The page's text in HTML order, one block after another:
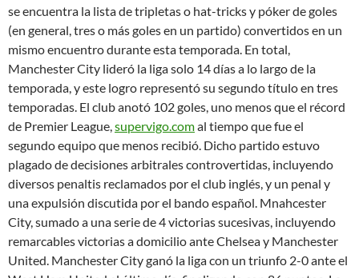
se encuentra la lista de tripletas o hat-tricks y póker de goles
(en general, tres o más goles en un partido) convertidos en un
mismo encuentro durante esta temporada. En total,
Manchester City lideró la liga solo 14 días a lo largo de la
temporada, y este logro representó su segundo título en tres
temporadas. El club anotó 102 goles, uno menos que el récord
de Premier League,supervigo.comal tiempo que fue el
segundo equipo que menos recibió. Dicho partido estuvo
plagado de decisiones arbitrales controvertidas, incluyendo
diversos penaltis reclamados por el club inglés, y un penal y
una expulsión discutida por el bando español. Mnahcester
City, sumado a una serie de 4 victorias sucesivas, incluyendo
remarcables victorias a domicilio ante Chelsea y Manchester
United. Manchester City ganó la liga con un triunfo 2-0 ante el